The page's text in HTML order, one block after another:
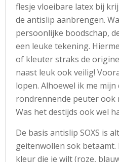
flesje vloeibare latex bij
de antislip aanbrengen.
persoonlijke boodschap,
een leuke tekening.
of kleuter straks de
naast leuk ook veilig!
lopen. Alhoewel ik me mijn
rondrennende peuter ook
Was het destijds ook wel
De basis antislip SOXS is
geitenwollen sok betaamt.
kleur die je wilt (roze,